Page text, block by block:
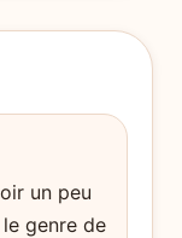
un peu
genre de